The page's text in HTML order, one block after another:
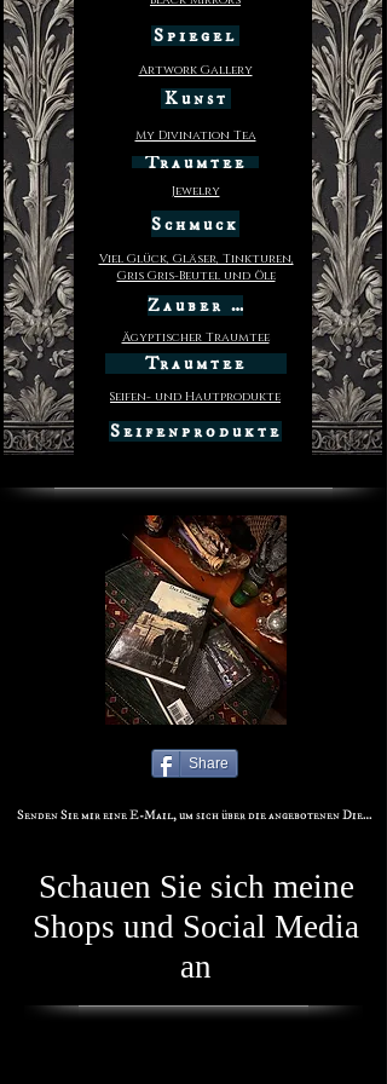
Spiegel
Artwork Gallery
Kunst
My Divination Tea
Traumtee
Jewelry
Schmuck
Viel Glück, Gläser, Tinkturen,
Gris Gris-Beutel und Öle
Zauber +
Ägyptischer Traumtee
Traumtee
Seifen- und Hautprodukte
Seifenprodukte
Share
Senden Sie mir eine E-Mail, um sich über die angebotenen Dienstleistungen zu erkundigen
Schauen Sie sich meine
Shops und Social Media
an